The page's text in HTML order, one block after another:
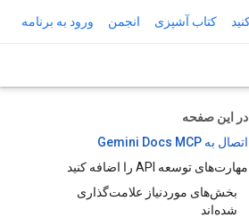
کتاب آشپزی انجمن ورود به برنامه
در این صفحه
اتصال به Gemini Docs MCP
مهارت‌های توسعه API را اضافه کنید
بخش‌های موردنیاز علامت‌گذاری
شده‌اند